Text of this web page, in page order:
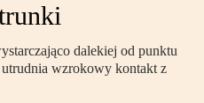
dalekiej od punktu
wzrokowy kontakt z